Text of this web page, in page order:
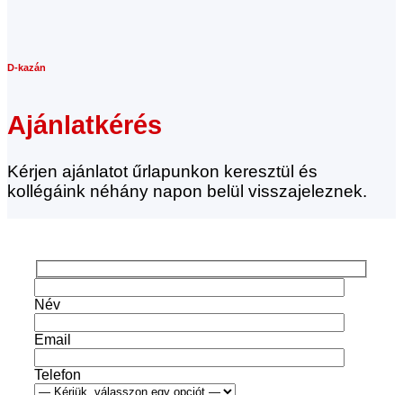
D-kazán
Ajánlatkérés
Kérjen ajánlatot űrlapunkon keresztül és
kollégáink néhány napon belül visszajeleznek.
Név
Email
Telefon